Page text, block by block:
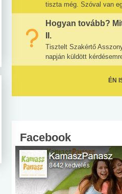
tiszta még. Szóval van
Hogyan tovább?
II.
Tisztelt Szakértő
napján küldött
ÉN
Facebook